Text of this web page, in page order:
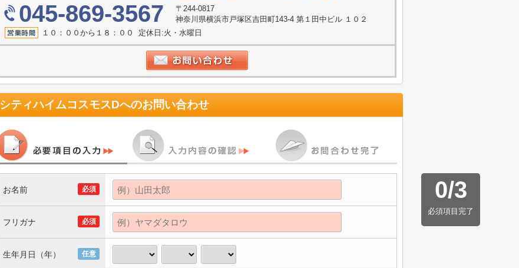
045-869-3567
〒244-0817
神奈川県横浜市戸塚区吉田町143-4 第１田中ビル １０２
１０：００から１８：００ 定休日:火・水曜日
シティハイムコスモスDへのお問い合わせ
0/3
必須項目完了
必須
お名前
必須
フリガナ
任意
生年月日（年）